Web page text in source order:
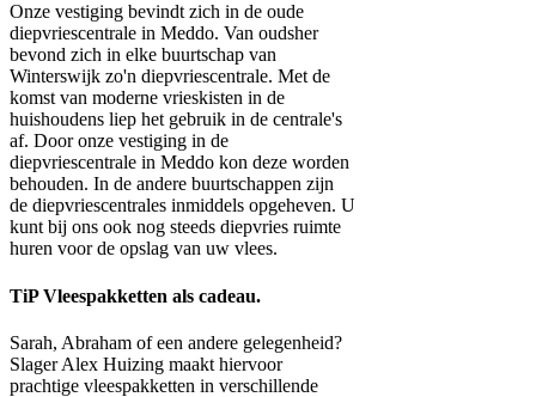
Onze vestiging bevindt zich in de oude
diepvriescentrale in Meddo. Van oudsher
bevond zich in elke buurtschap van
Winterswijk zo'n diepvriescentrale. Met de
komst van moderne vrieskisten in de
huishoudens liep het gebruik in de centrale's
af. Door onze vestiging in de
diepvriescentrale in Meddo kon deze worden
behouden. In de andere buurtschappen zijn
de diepvriescentrales inmiddels opgeheven. U
kunt bij ons ook nog steeds diepvries ruimte
huren voor de opslag van uw vlees.
TiP Vleespakketten als cadeau.
Sarah, Abraham of een andere gelegenheid?
Slager Alex Huizing maakt hiervoor
prachtige vleespakketten in verschillende